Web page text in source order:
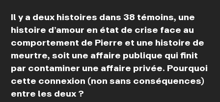
Il y a deux histoires dans 38 témoins, une
histoire d’amour en état de crise face au
comportement de Pierre et une histoire de
meurtre, soit une affaire publique qui finit
par contaminer une affaire privée. Pourquoi
cette connexion (non sans conséquences)
entre les deux ?